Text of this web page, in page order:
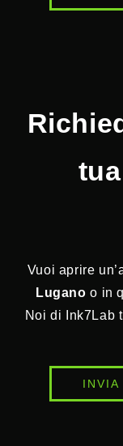
Vuoi aprire
Lugano o in
Noi di Ink7Lab
INVIA